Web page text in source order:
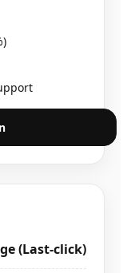
(Last-click)